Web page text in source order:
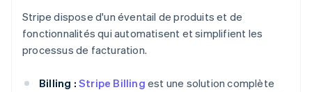
Stripe dispose d'un éventail de produits et de
fonctionnalités qui automatisent et simplifient les
processus de facturation.
Billing : Stripe Billing est une solution complète